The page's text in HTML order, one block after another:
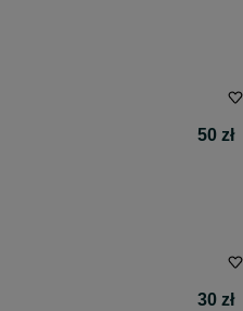
50 zł
30 zł